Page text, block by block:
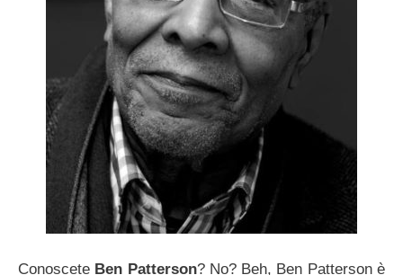
Conoscete Ben Patterson? No? Beh, Ben Patterson è